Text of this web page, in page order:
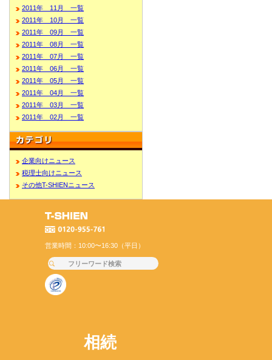
2011年 11月 一覧
2011年 10月 一覧
2011年 09月 一覧
2011年 08月 一覧
2011年 07月 一覧
2011年 06月 一覧
2011年 05月 一覧
2011年 04月 一覧
2011年 03月 一覧
2011年 02月 一覧
企業向けニュース
税理士向けニュース
その他T-SHIENニュース
営業時間：10:00〜16:30（平日）
相続